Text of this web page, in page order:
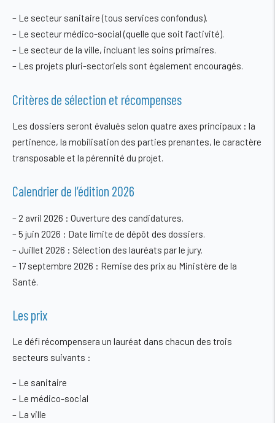
– Le secteur sanitaire(tous services confondus).
– Le secteur médico-social(quelle que soit l’activité).
– Le secteur de la ville, incluant les soins primaires.
– Les projets pluri-sectoriels sont également encouragés.
Critères de sélection et récompenses
Les dossiers seront évalués selon quatre axes principaux : la
pertinence, la mobilisation des parties prenantes, le caractère
transposable et la pérennité du projet.
Calendrier de l’édition 2026
– 2 avril 2026 : Ouverture des candidatures.
–5 juin 2026 : Date limite de dépôt des dossiers.
–Juillet 2026 : Sélection des lauréats par le jury.
– 17 septembre 2026 : Remise des prix au Ministère de la
Santé.
Les prix
Le défi récompensera un lauréat dans chacun des trois
secteurs suivants :
– Le sanitaire
– Le médico-social
– La ville